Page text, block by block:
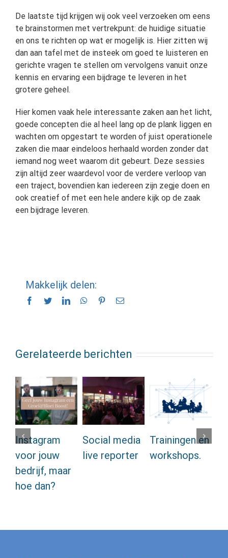
De laatste tijd krijgen wij ook veel verzoeken om eens
te brainstormen met vertrekpunt: de huidige situatie
en ons te richten op wat er mogelijk is. Hier zitten wij
dan aan tafel met de insteek om goed te luisteren en
gerichte vragen te stellen om vervolgens vanuit onze
kennis en ervaring een bijdrage te leveren in het
grotere geheel.
Hier komen vaak hele interessante zaken aan het licht,
goede concepten die al heel lang op de plank liggen en
wachten om opgestart te worden of juist operationele
zaken die maar eindeloos herhaald worden zonder dat
iemand nog weet waarom dit gebeurt. Deze sessies
zijn altijd zeer waardevol voor de verdere verloop van
een traject, bovendien kan iedereen zijn zegje doen en
ook creatief of met een hele andere kijk op de zaak
een bijdrage leveren.
Makkelijk delen:
Facebook
TwitterLinkedInWhatsApp
Pinterest
E-
Gerelateerde berichten
Instagram
voor jouw
bedrijf, maar
hoe dan?
Social media
live reporter
Trainingen en
workshops.